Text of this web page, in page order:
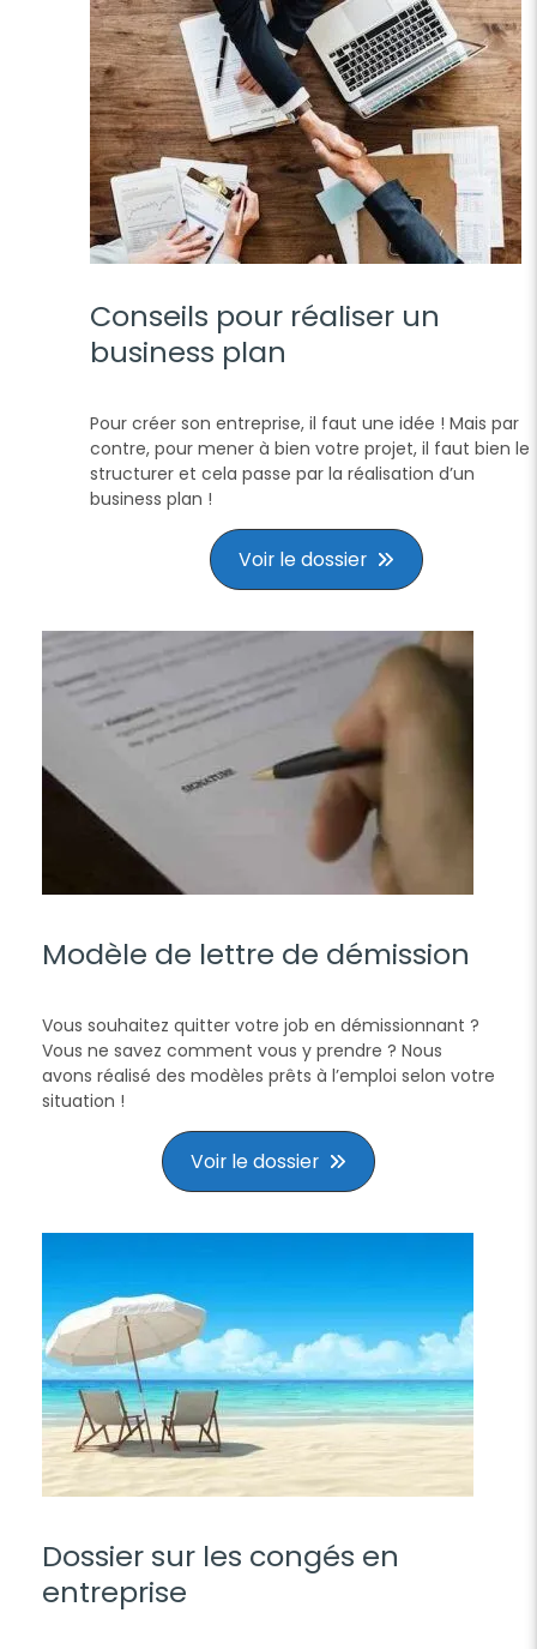
Conseils pour réaliser un
business plan
Pour créer son entreprise, il faut une idée ! Mais par
contre, pour mener à bien votre projet, il faut bien le
structurer et cela passe par la réalisation d’un
business plan !
Voir le dossier
Modèle de lettre de démission
Vous souhaitez quitter votre job en démissionnant ?
Vous ne savez comment vous y prendre ? Nous
avons réalisé des modèles prêts à l’emploi selon votre
situation !
Voir le dossier
Dossier sur les congés en
entreprise